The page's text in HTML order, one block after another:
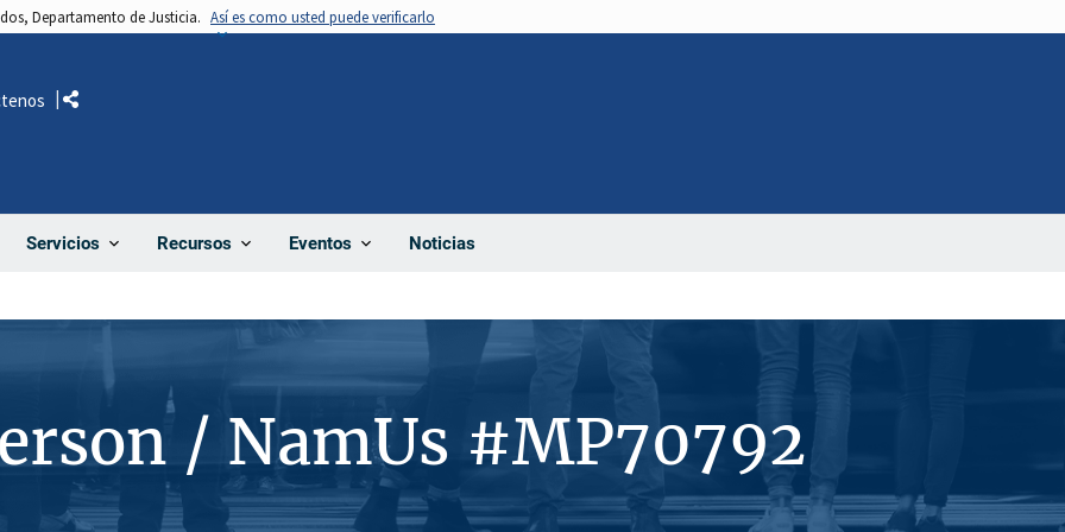
Departamento de Justicia. Así es como usted puede verificarlo
Servicios Recursos Eventos Noticias
Comparte
/ NamUs #MP70792